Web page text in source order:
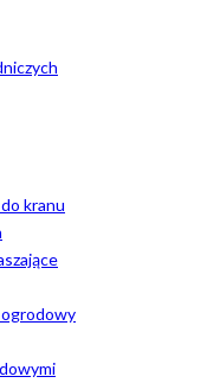
kranu
ogrodowy